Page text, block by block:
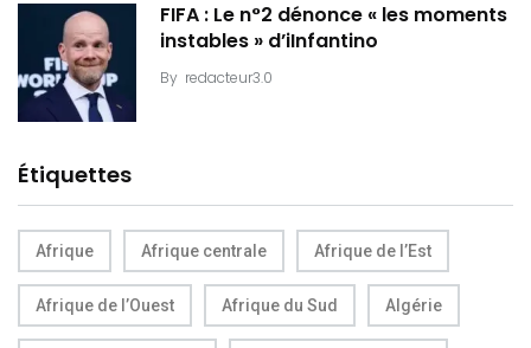
FIFA : Le n°2 dénonce « les moments
instables » d’iInfantino
By redacteur3.0
Étiquettes
Afrique Afrique centrale Afrique de l’Est
Afrique de l’Ouest Afrique du Sud Algérie